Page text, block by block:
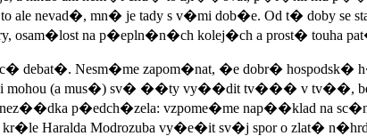
nevad�, mn� je tady s v�mi dob�e. Od t� doby se
osam�lost na p�epln�n�ch kolej�ch a prost� touha
debat�. Nesm�me zapom�nat, �e dobr�
mohou (a mus�) sv� ��ty vy��dit tv��� v tv��,
p�edch�zela: vzpome�me nap��klad na
Haralda Modrozuba vy�e�it sv�j spor o zlat�